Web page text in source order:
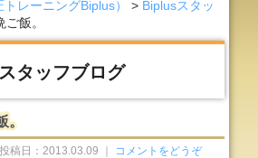
レーニングBiplus） > Biplusスタッ
ご飯。
タッフブログ
。
投稿日：2013.03.09 ｜ コメントをどうぞ